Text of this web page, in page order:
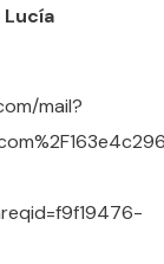
Lucía